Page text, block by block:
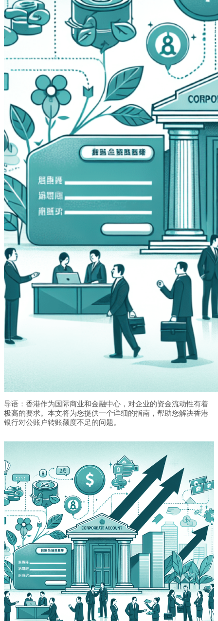
导语：香港作为国际商业和金融中心，对企业的资金流动性有着
极高的要求。本文将为您提供一个详细的指南，帮助您解决香港
银行对公账户转账额度不足的问题。